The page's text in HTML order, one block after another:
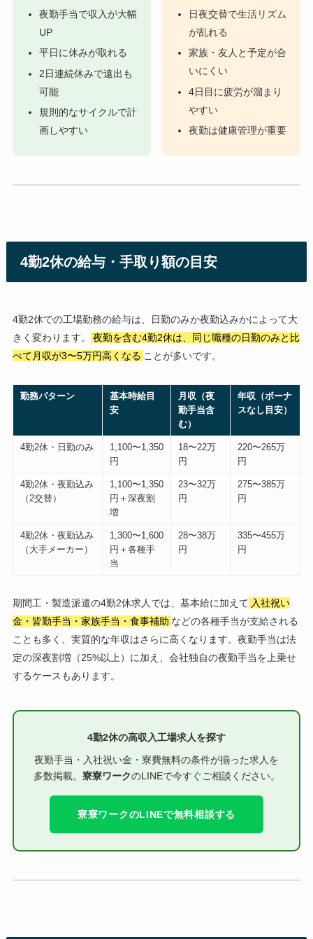
夜勤手当で収入が大幅
UP
平日に休みが取れる
2日連続休みで遠出も
可能
規則的なサイクルで計
画しやすい
日夜交替で生活リズム
が乱れる
家族・友人と予定が合
いにくい
4日目に疲労が溜まり
やすい
夜勤は健康管理が重要
4勤2休の給与・手取り額の目安
4勤2休での工場勤務の給与は、日勤のみか夜勤込みかによって大
きく変わります。
夜勤を含む4勤2休は、同じ職種の日勤のみと比
べて月収が3〜5万円高くなる ことが多いです。
勤務パターン
基本時給目
安
月収（夜
勤手当含
む）
年収（ボーナ
スなし目安）
4勤2休・日勤のみ
1,100〜1,350
円
18〜22万
円
220〜265万
円
4勤2休・夜勤込み
（2交替）
1,100〜1,350
円＋深夜割
増
23〜32万
円
275〜385万
円
4勤2休・夜勤込み
（大手メーカー）
1,300〜1,600
円＋各種手
当
28〜38万
円
335〜455万
円
期間工・製造派遣の4勤2休求人では、基本給に加えて 入社祝い
金・皆勤手当・家族手当・食事補助 などの各種手当が支給される
ことも多く、実質的な年収はさらに高くなります。夜勤手当は法
定の深夜割増（25%以上）に加え、会社独自の夜勤手当を上乗せ
するケースもあります。
4勤2休の高収入工場求人を探す
夜勤手当・入社祝い金・寮費無料の条件が揃った求人を
多数掲載。 寮寮ワークのLINEで今すぐご相談ください。
寮寮ワークのLINEで無料相談する